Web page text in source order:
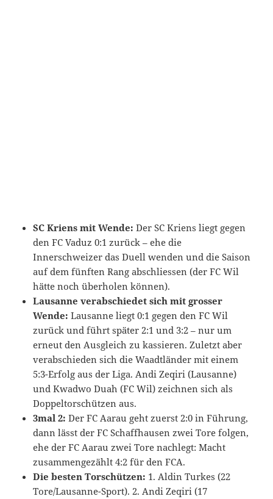
SC Kriens mit Wende: Der SC Kriens liegt gegen
den FC Vaduz 0:1 zurück – ehe die
Innerschweizer das Duell wenden und die Saison
auf dem fünften Rang abschliessen (der FC Wil
hätte noch überholen können).
Lausanne verabschiedet sich mit grosser
Wende: Lausanne liegt 0:1 gegen den FC Wil
zurück und führt später 2:1 und 3:2 – nur um
erneut den Ausgleich zu kassieren. Zuletzt aber
verabschieden sich die Waadtländer mit einem
5:3-Erfolg aus der Liga. Andi Zeqiri (Lausanne)
und Kwadwo Duah (FC Wil) zeichnen sich als
Doppeltorschützen aus.
3mal 2: Der FC Aarau geht zuerst 2:0 in Führung,
dann lässt der FC Schaffhausen zwei Tore folgen,
ehe der FC Aarau zwei Tore nachlegt: Macht
zusammengezählt 4:2 für den FCA.
Die besten Torschützen: 1. Aldin Turkes (22
Tore/Lausanne-Sport). 2. Andi Zeqiri (17